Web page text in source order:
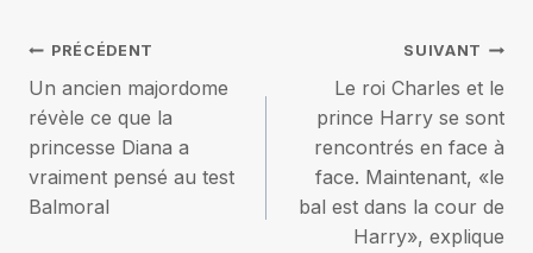
Navigation
de
l’article
PRÉCÉDENT
Un ancien majordome
révèle ce que la
princesse Diana a
vraiment pensé au test
Balmoral
SUIVANT
Le roi Charles et le
prince Harry se sont
rencontrés en face à
face. Maintenant, «le
bal est dans la cour de
Harry», explique